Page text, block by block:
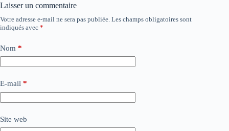
Laisser un commentaire
Votre adresse e-mail ne sera pas publiée. Les champs obligatoires sont
indiqués avec *
Nom *
E-mail *
Site web